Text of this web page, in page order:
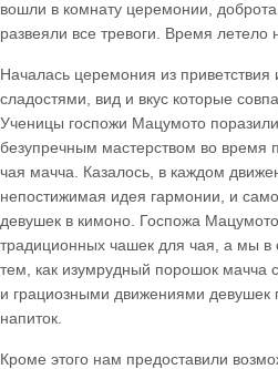
вошли в комнату церемонии,
развеяли все тревоги. Время летело
Началась церемония из
сладостями, вид и вкус которые
Ученицы госпожи Мацумото
безупречным мастерством во время
чая мачча. Казалось, в каждом
непостижимая идея гармонии, и
девушек в кимоно. Госпожа
традиционных чашек для чая, а мы в
тем, как изумрудный порошок мачча
и грациозными движениями девушек
напиток.
Кроме этого нам предоставили